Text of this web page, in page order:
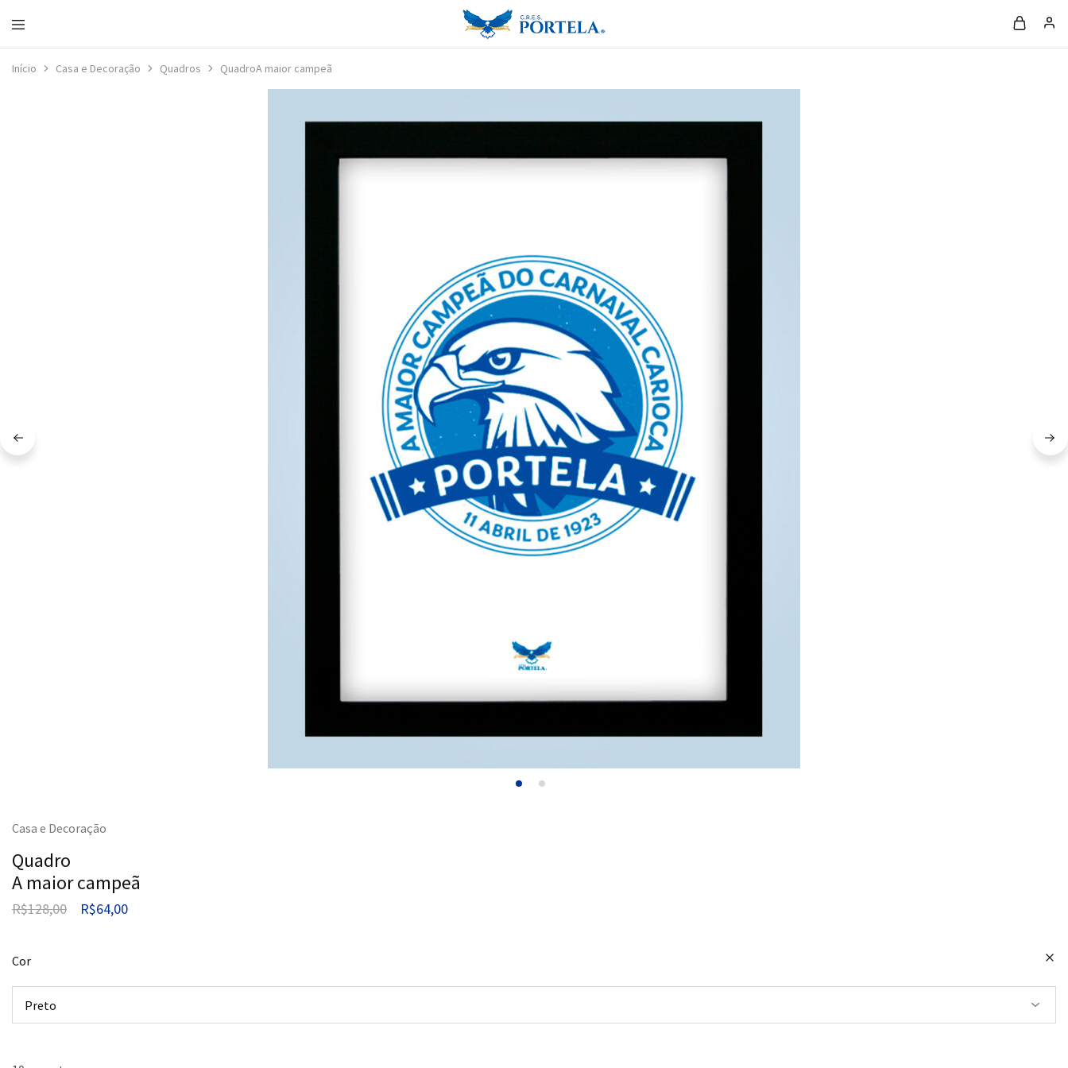
Loja
Portela
Início Casa e Decoração Quadros QuadroA maior campeã
Casa e Decoração
Quadro
A maior campeã
R$128,00 R$64,00
Cor